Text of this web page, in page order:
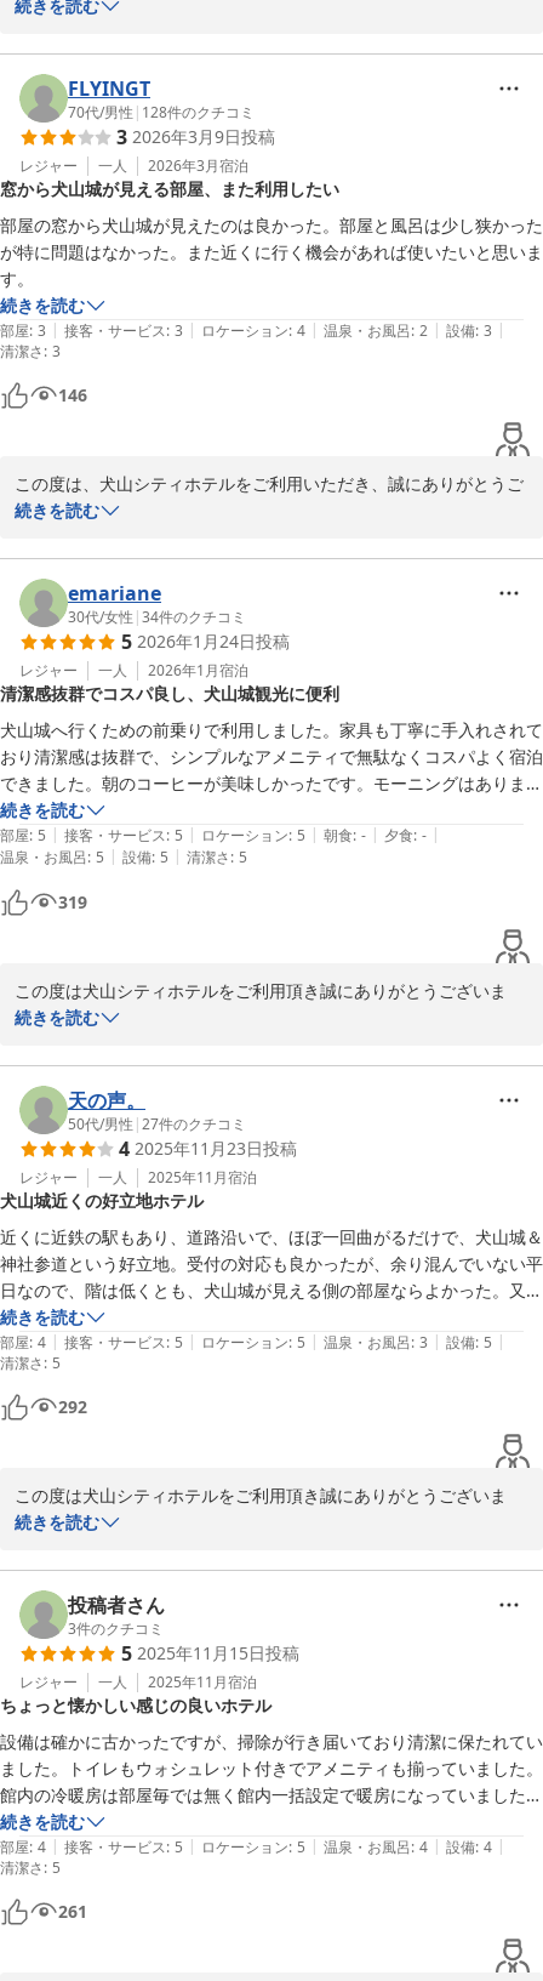
誠にありがとうございました。
お部屋から犬山城をご覧いただけたとのこと、
大変うれしく拝見いたしました。
一方で、冷蔵庫の件ではご不便をおかけし
申し訳ございません。
また、館内の自動販売機はソフトドリンクのみのご用意となってお
り、ご不便をおかけいたしました。
フロントでは周辺のコンビニのご案内もしておりますので、お気軽
にお声がけくださいませ。
今後も皆様に快適にお過ごしいただけるホテルを
目指してまいります！
犬山シティホテル
2026-03-17
続きを読む
FLYINGT
70代/男性 | 128件のクチコミ
3 2026年3月9日投稿
レジャー 一人 2026年3月宿泊
窓から犬山城が見える部屋、また利用したい
部屋の窓から犬山城が見えたのは良かった。部屋と風呂は少し狭かった
が特に問題はなかった。また近くに行く機会があれば使いたいと思いま
す。
続きを読む
部屋: 3 | 接客・サービス: 3 | ロケーション: 4 | 温泉・お風呂: 2 | 設備: 3 |
清潔さ: 3
146
この度は、犬山シティホテルをご利用いただき、誠にありがとうご
ざいました。
当ホテルは名鉄犬山駅から徒歩4〜5分、城下町も近く、犬山城まで
は徒歩15分程と非常に便利な立地にございます。
また、ホテル北側のお部屋からは犬山城や美濃の山々を一望するこ
とができ、夜にはライトアップされた犬山城もお楽しみいただけま
す。
また犬山へお越しの際は是非、当ホテルをご利用くださいませ。
ご宿泊、ご投稿ありがとうございました。
犬山シティホテル　牛越
犬山シティホテル
2026-03-09
続きを読む
emariane
30代/女性 |34件のクチコミ
5 2026年1月24日投稿
レジャー 一人 2026年1月宿泊
清潔感抜群でコスパ良し、犬山城観光に便利
犬山城へ行くための前乗りで利用しました。家具も丁寧に手入れされて
おり清潔感は抜群で、シンプルなアメニティで無駄なくコスパよく宿泊
できました。朝のコーヒーが美味しかったです。モーニングはありませ
んが駅近なので、他の喫茶店なども利用できますし過ごしやすいのでは
と思います。もちろん犬山城には近いのでガッツリ観光したい方におす
すめです。
続きを読む
部屋: 5 | 接客・サービス: 5 | ロケーション: 5 | 朝食: - | 夕食: - |
温泉・お風呂: 5 | 設備: 5 | 清潔さ: 5
319
この度は犬山シティホテルをご利用頂き誠にありがとうございま
す。
パ良し、犬山城観光に便利」という温かいお言葉を頂戴しました事
を厚く御礼申し上げます。
文面より、当ホテルで快適に過ごされたご様子でスタッフ一同、嬉
しく存じます。
感じて頂けましたように、当ホテルは名鉄犬山駅から徒歩4〜5分、
犬山城までは徒歩15分程と非常に便利な立地にございます。
是非また犬山へお越しの際は当ホテルをご利用ください。スタッフ
一同心よりお待ち申し上げております。
犬山シティホテル
フロント　山内
犬山シティホテル
続きを読む
天の声。
50代/男性 |27件のクチコミ
4 2025年11月23日投稿
レジャー 一人 2025年11月宿泊
犬山城近くの好立地ホテル
近くに近鉄の駅もあり、道路沿いで、ほぼ一回曲がるだけで、犬山城＆
神社参道という好立地。受付の対応も良かったが、余り混んでいない平
日なので、階は低くとも、犬山城が見える側の部屋ならよかった。又、
値段の割にオス勧めなホテルだが、洗面台とお風呂の水とお湯が調節が
必要なタイプなのは仕方ないとして、シャワーの湯量が少ないのが残
念。全体としてGOOD。
続きを読む
部屋: 4 | 接客・サービス: 5 | ロケーション: 5 | 温泉・お風呂: 3 | 設備: 5 |
清潔さ: 5
292
この度は犬山シティホテルをご利用頂き誠にありがとうございま
す。
あり、道路沿いで、ほぼ一回曲がるだけで、犬山城神社参道という
好立地。受付の対応も良かった」という温かいお言葉を頂戴しまし
た事を厚く御礼申し上げます。
文面より、当ホテルで快適に過ごされたご様子でスタッフ一同、嬉
しく存じます。
感じて頂けましたように、当ホテルは名鉄犬山駅から徒歩4〜5分、
犬山城までは徒歩15分程と非常に便利な立地にございます。
しかし、施設全体の老朽化も目立って来ているのが現状でございま
す。設備面をしっかりと把握を行い、今後のリニュ－アルに繋げて
いく所存でございます。
是非また犬山へお越しの際は当ホテルをご利用ください。スタッフ
一同心よりお待ち申し上げております。
続きを読む
投稿者さん
3件のクチコミ
5 2025年11月15日投稿
レジャー 一人 2025年11月宿泊
ちょっと懐かしい感じの良いホテル
設備は確かに古かったですが、掃除が行き届いており清潔に保たれてい
ました。トイレもウォシュレット付きでアメニティも揃っていました。
館内の冷暖房は部屋毎では無く館内一括設定で暖房になっていました。
ただし、部屋毎で冷暖房を消したり強さの調整をすることは可能でし
た。暑がりの私は暖房を切ってフロントでサーキュレーターをお借りし
ました。そういった工夫も嬉しいですね。
そして何よりスタッフの皆さんがとても親切で感じが良かったのが印象
的でした。
続きを読む
部屋: 4 | 接客・サービス: 5 | ロケーション: 5 | 温泉・お風呂: 4 | 設備: 4 |
清潔さ: 5
261